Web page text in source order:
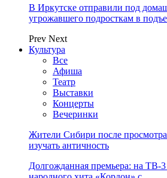
В Иркутске отправили под
угрожавшего подросткам в
Prev Next
Культура
Все
Афиша
Театр
Выставки
Концерты
Вечеринки
Жители Сибири после
изучать античность
Долгожданная премьера: на ТВ-3